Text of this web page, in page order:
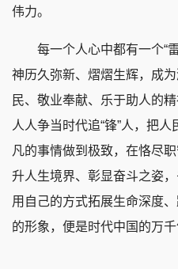
伟力。
每一个人心中都有一个“雷
神历久弥新、熠熠生辉，成
民、敬业奉献、乐于助人的
人人争当时代追“锋”人，把
凡的事情做到极致，在恪尽
升人生境界、彰显奋斗之姿，
用自己的方式拓展生命深度
的形象，便是时代中国的万